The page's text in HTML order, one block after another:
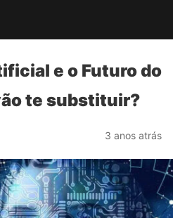
e o Futuro do
te substituir?
3 anos atrás